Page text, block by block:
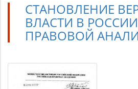
СТАНОВЛЕНИЕ
ВЛАСТИ В
ПРАВОВОЙ